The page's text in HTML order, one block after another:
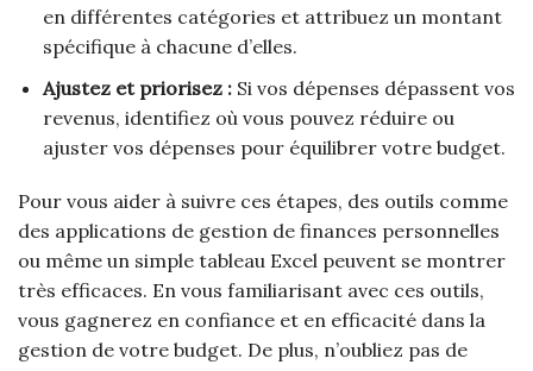
en différentes catégories et attribuez un montant
spécifique à chacune d’elles.
Ajustez et priorisez :Si vos dépenses dépassent vos
revenus, identifiez où vous pouvez réduire ou
ajuster vos dépenses pour équilibrer votre budget.
Pour vous aider à suivre ces étapes, des outils comme
des applications de gestion de finances personnelles
ou même un simple tableau Excel peuvent se montrer
très efficaces. En vous familiarisant avec ces outils,
vous gagnerez en confiance et en efficacité dans la
gestion de votre budget. De plus, n’oubliez pas de